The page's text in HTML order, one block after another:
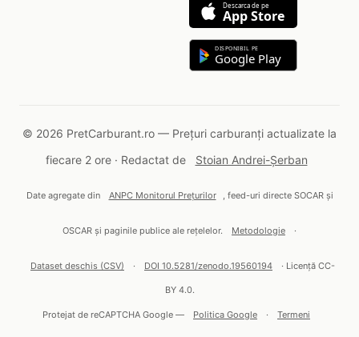
Descarca de pe
App Store
DISPONIBIL PE
Google Play
© 2026 PretCarburant.ro — Prețuri carburanți actualizate la
fiecare 2 ore · Redactat de
Stoian Andrei-Șerban
Date agregate din ANPC Monitorul Prețurilor , feed-uri directe SOCAR și
OSCAR și paginile publice ale rețelelor. Metodologie ·
Dataset deschis (CSV) · DOI 10.5281/zenodo.19560194 · Licență CC-
BY 4.0.
Protejat de reCAPTCHA Google — Politica Google · Termeni